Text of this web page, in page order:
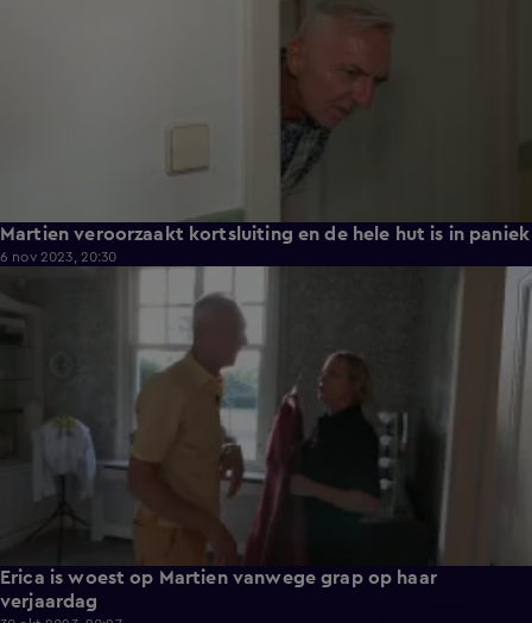
Martien veroorzaakt kortsluiting en de hele hut is in paniek
6 nov 2023, 20:30
Erica is woest op Martien vanwege grap op haar
verjaardag